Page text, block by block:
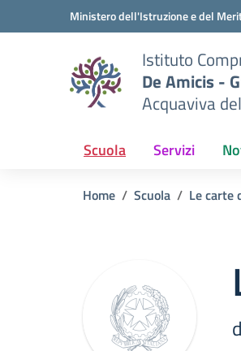
Vai ai contenuti
Vai al menu di navigazioneMinistero dell'Istruzione e del
Istituto
De Amicis -
Acquaviva
Scuola Servizi
Home Scuola Le carte